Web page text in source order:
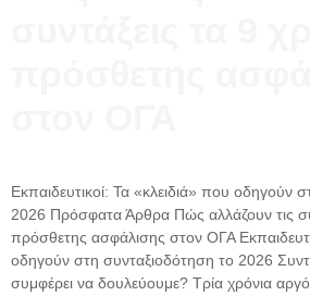
Εκπαιδευτικοί: Τα «κλειδιά» που οδηγούν
2026 Πρόσφατα Άρθρα Πώς αλλάζουν τις
πρόσθετης ασφάλισης στον ΟΓΑ
οδηγούν στη συνταξιοδότηση το 2026
συμφέρει να δουλεύουμε? Τρία χρόνια